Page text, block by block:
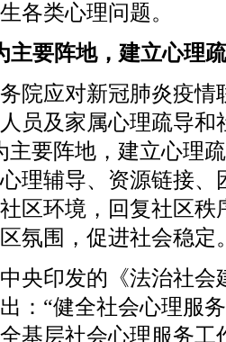
各类心理问题。
主要阵地，建立心理
应对新冠肺炎疫情
员及家属心理疏导
主要阵地，建立心理
理辅导、资源链接
区环境，回复社区
氛围，促进社会稳定
印发的《法治社会
：“健全社会心理服
基层社会心理服务